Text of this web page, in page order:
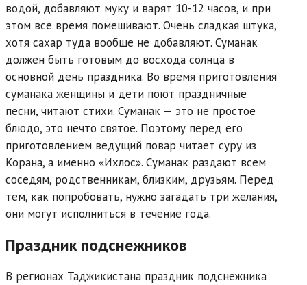
водой, добавляют муку и варят 10-12 часов, и при
этом все время помешивают. Очень сладкая штука,
хотя сахар туда вообще не добавляют. Суманак
должен быть готовым до восхода солнца в
основной день праздника. Во время приготовления
суманака женщины и дети поют праздничные
песни, читают стихи. Суманак — это не простое
блюдо, это нечто святое. Поэтому перед его
приготовлением ведущий повар читает суру из
Корана, а именно «Ихлос». Суманак раздают всем
соседям, родственникам, близким, друзьям. Перед
тем, как попробовать, нужно загадать три желания,
они могут исполниться в течение года.
Праздник подснежников
В регионах Таджикистана праздник подснежника